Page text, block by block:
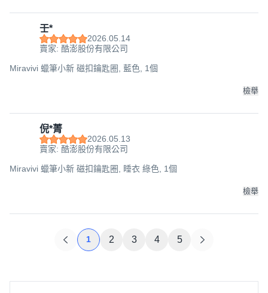
壬*
2026.05.14
賣家: 酷澎股份有限公司
Miravivi 蠟筆小新 磁扣鑰匙圈, 藍色, 1個
檢舉
倪*菁
2026.05.13
賣家: 酷澎股份有限公司
Miravivi 蠟筆小新 磁扣鑰匙圈, 睡衣 綠色, 1個
檢舉
1 2 3 4 5